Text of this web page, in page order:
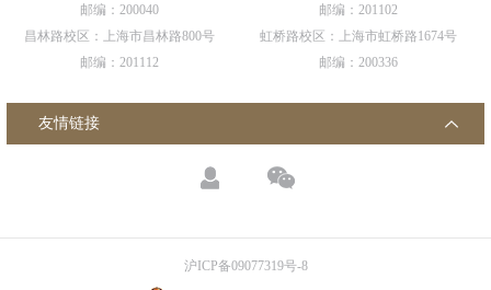
邮编：200040
昌林路校区：上海市昌林路800号
邮编：201112
邮编：201102
虹桥路校区：上海市虹桥路1674号
邮编：200336
友情链接
沪ICP备09077319号-8